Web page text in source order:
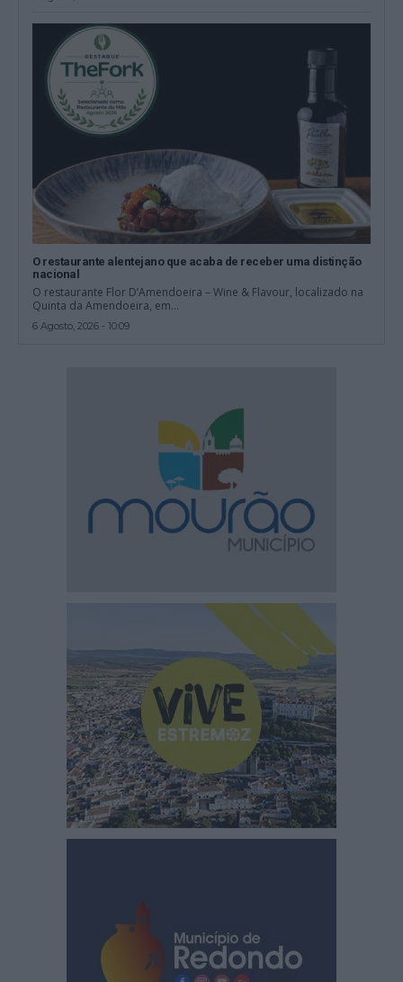
O restaurante alentejano que acaba de receber uma distinção
nacional
O restaurante Flor D’Amendoeira – Wine & Flavour, localizado na
Quinta da Amendoeira, em...
6 Agosto, 2026 - 10:09